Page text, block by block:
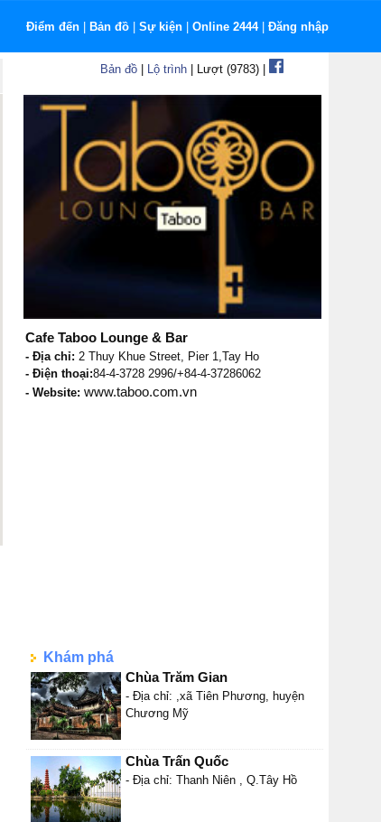
Điểm đến Bản đồ Sự kiện Online 2444| Đăng nhập
Bản đồ| Lộ trình| Lượt (9783) |
Cafe Taboo Lounge & Bar
- Địa chỉ: 2 Thuy Khue Street, Pier 1,Tay Ho
- Điện thoại:84-4-3728 2996/+84-4-37286062
- Website: www.taboo.com.vn
Khám phá
Chùa Trăm Gian
- Địa chỉ: ,xã Tiên Phương, huyện
Chương Mỹ
Chùa Trấn Quốc
- Địa chỉ: Thanh Niên , Q.Tây Hồ